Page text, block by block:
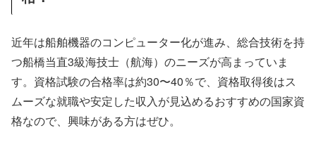
近年は船舶機器のコンピューター化が進み、総合技術を持
つ船橋当直3級海技士（航海）のニーズが高まっていま
す。資格試験の合格率は約30〜40％で、資格取得後はス
ムーズな就職や安定した収入が見込めるおすすめの国家資
格なので、興味がある方はぜひ。